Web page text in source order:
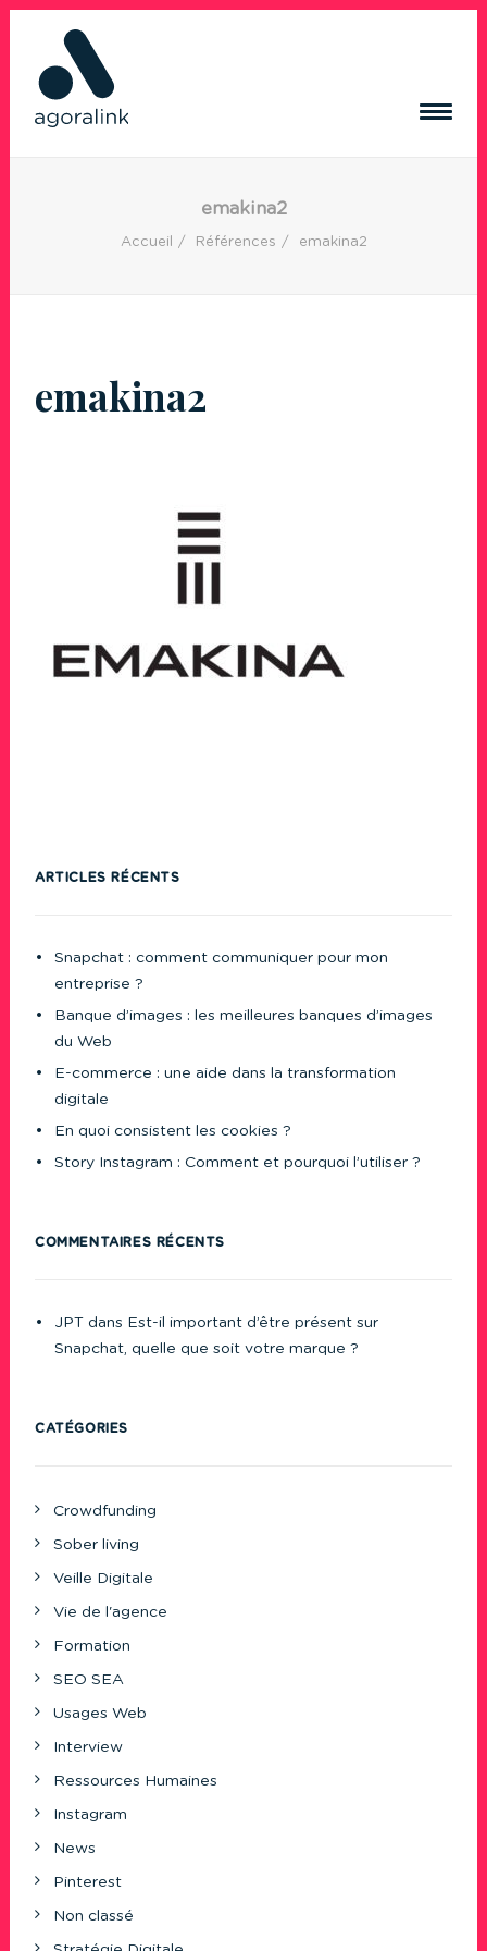
RÉSEAUX SOCIAUX
CONTACT
emakina2
Accueil Références emakina2
emakina2
ARTICLES RÉCENTS
Snapchat : comment communiquer pour mon
entreprise ?
Banque d’images : les meilleures banques d’images
du Web
E-commerce : une aide dans la transformation
digitale
En quoi consistent les cookies ?
Story Instagram : Comment et pourquoi l’utiliser ?
COMMENTAIRES RÉCENTS
JPT dans Est-il important d’être présent sur
Snapchat, quelle que soit votre marque ?
CATÉGORIES
Crowdfunding
Sober living
Veille Digitale
Vie de l'agence
Formation
SEO SEA
Usages Web
Interview
Ressources Humaines
Instagram
News
Pinterest
Non classé